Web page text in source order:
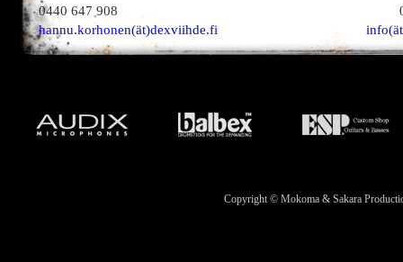
0440 647 908
hannu.korhonen(ät)dexviihde.fi
Copyright © Mokoma & Sakara